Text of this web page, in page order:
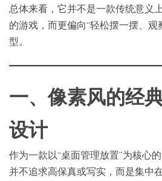
总体来看，它并不是一款传统意义
的游戏，而更偏向“轻松摆一摆、
型。
一、像素风的经
设计
作为一款以“桌面管理放置”为核心
并不追求高保真或写实，而是集中